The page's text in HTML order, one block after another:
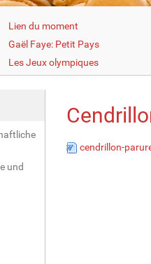
Lien du moment
Gaël Faye: Petit Pays
Les Jeux olympiques
und
cendrillon-